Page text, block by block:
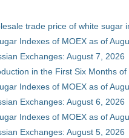
trade price of white sugar
Indexes of MOEX as of
Exchanges: August 7, 2026
in the First Six Months of
Indexes of MOEX as of
Exchanges: August 6, 2026
Indexes of MOEX as of
Exchanges: August 5, 2026